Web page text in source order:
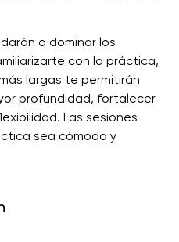
a dominar los
con la práctica,
largas te permitirán
profundidad, fortalecer
Las sesiones
sea cómoda y